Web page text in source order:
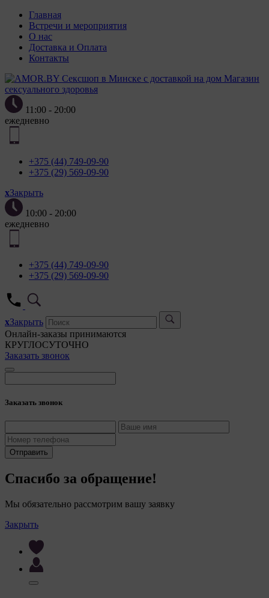
Главная
Встречи и мероприятия
О нас
Доставка и Оплата
Контакты
Магазин
сексуального здоровья
11:00 - 20:00
ежедневно
+375 (44) 749-09-90
+375 (29) 569-09-90
xЗакрыть
10:00 - 20:00
ежедневно
+375 (44) 749-09-90
+375 (29) 569-09-90
xЗакрыть
Онлайн-заказы принимаются
КРУГЛОСУТОЧНО
Заказать звонок
Заказать звонок
Отправить
Спасибо за обращение!
Мы обязательно рассмотрим вашу заявку
Закрыть